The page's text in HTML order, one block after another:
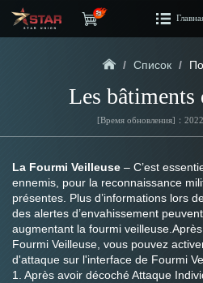
/ Список /
Les bâtiments
[Время обновления]：
La Fourmi Veilleuse – C’est
ennemis, pour la reconnaissance
présentes. Plus d’informations lors
des alertes d’envahissement
augmentant la fourmi
Fourmi Veilleuse, vous pouvez
d'attaque sur l'interface de Fourmi
1. Après avoir décoché Attaque